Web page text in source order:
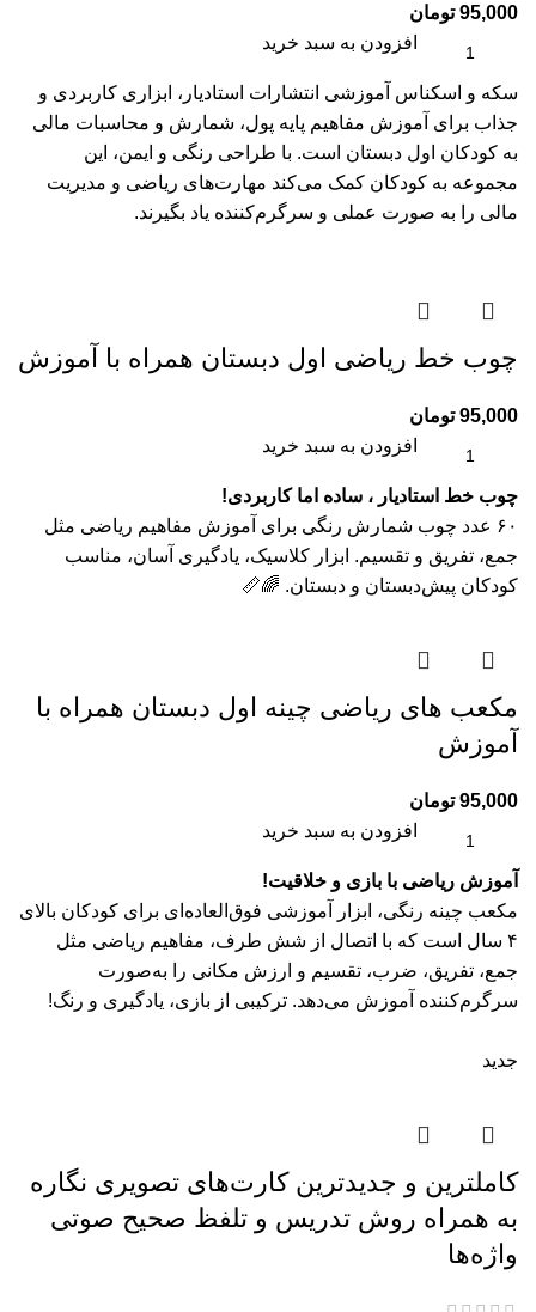
95,000 تومان
افزودن به سبد خرید
سکه و اسکناس آموزشی انتشارات استادیار، ابزاری کاربردی و
جذاب برای آموزش مفاهیم پایه پول، شمارش و محاسبات مالی
به کودکان اول دبستان است. با طراحی رنگی و ایمن، این
مجموعه به کودکان کمک می‌کند مهارت‌های ریاضی و مدیریت
مالی را به صورت عملی و سرگرم‌کننده یاد بگیرند.
چوب خط ریاضی اول دبستان همراه با آموزش
95,000 تومان
افزودن به سبد خرید
چوب خط استادیار ، ساده اما کاربردی!
۶۰ عدد چوب شمارش رنگی برای آموزش مفاهیم ریاضی مثل
جمع، تفریق و تقسیم. ابزار کلاسیک، یادگیری آسان، مناسب
کودکان پیش‌دبستان و دبستان. 🌈📏
مکعب های ریاضی چینه اول دبستان همراه با
آموزش
95,000 تومان
افزودن به سبد خرید
آموزش ریاضی با بازی و خلاقیت!
مکعب چینه رنگی، ابزار آموزشی فوق‌العاده‌ای برای کودکان بالای
۴ سال است که با اتصال از شش طرف، مفاهیم ریاضی مثل
جمع، تفریق، ضرب، تقسیم و ارزش مکانی را به‌صورت
سرگرم‌کننده آموزش می‌دهد. ترکیبی از بازی، یادگیری و رنگ!
جدید
کاملترین و جدیدترین کارت‌های تصویری نگاره
به همراه روش تدریس و تلفظ صحیح صوتی
واژه‌ها